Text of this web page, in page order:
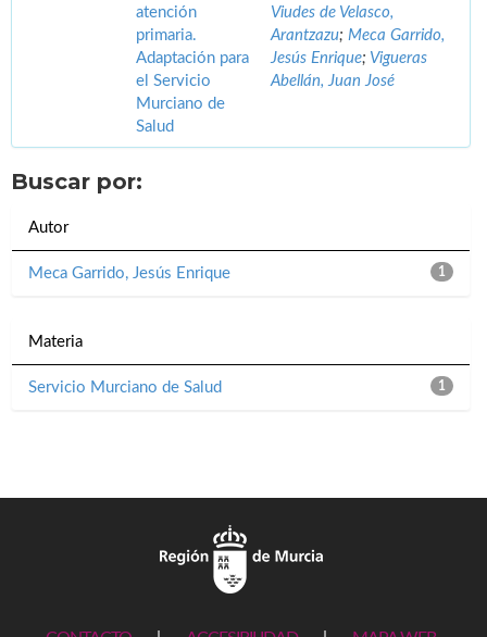
atención
primaria.
Adaptación para
el Servicio
Murciano de
Salud
Viudes de Velasco,
Arantzazu; Meca Garrido,
Jesús Enrique; Vigueras
Abellán, Juan José
Buscar por:
Autor
1
Meca Garrido, Jesús Enrique
Materia
1
Servicio Murciano de Salud